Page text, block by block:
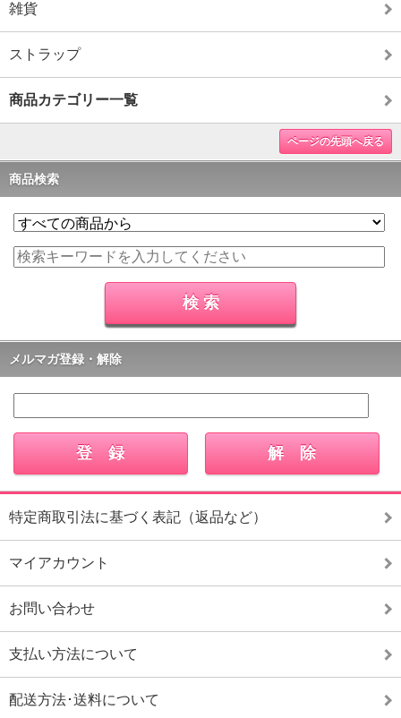
雑貨
ストラップ
商品カテゴリー一覧
ページの先頭へ戻る
商品検索
メルマガ登録・解除
特定商取引法に基づく表記（返品など）
マイアカウント
お問い合わせ
支払い方法について
配送方法･送料について